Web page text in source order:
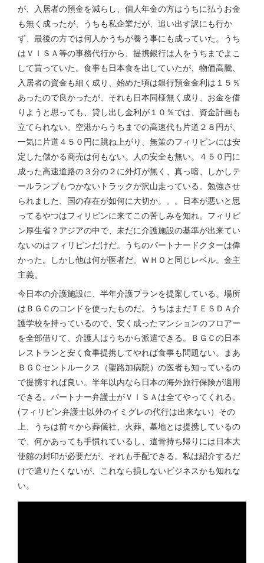
が、入居者の預金を減らし、個人年金の方はうちに払うお金
も無く成ったが、うちも私企業だが、追い出す訳にも行か
ず、最後の方では何人かうちが養う事にも成っていた。うち
はＶＩＳＡ等の事務代行から、提携銀行は人をうちまでよこ
して貰っていた。食事も日本食を出していたが、物価高騰、
入居者の資金も細く成り、始めた頃は銀行預金金利は１５％
あったので良かったが、それも日本同様無く成り、お金を借
りようと思っても、貸し出し金利が１０％では、資金計画も
立てられない。空港からうちまでの高速代も片道２８円が、
一気に片道４５０円に跳ね上がり、無策のフィリピンには安
定した儲かる商売は何もない。人の安全も無い。４５０円に
成った高速道路の３分の２に外灯が無く、真っ暗、しかしテ
ールランプもつかないトラックが沢山走っている。勉強させ
られました、国の存在が如何に大切か。。。日本が悪いと思
ってるやつはフィリピンに来てこの苦しみを知れ。フィリピ
ン厚生省？アジアの中で、未だに介護施設の基準が出来てい
ないのはフィリピンだけだ。うちのパートナードクターは偉
かった。しかし他は何が医者だ。ＷＨＯと同じレベル。金主
主義。
今日本の介護施設に、半年介護プランを提案している。場所
はＢＧＣのコンドを使ったものだ。うちはまだＴＥＳＤＡ介
護学校を持っているので、安く成ったマンションのフロアー
を全部借りて、介護人はうちから派遣できる。ＢＧＣの日本
レストランと安く食事提携してやれば食事も問題ない。まあ
ＢＧＣセントルークス（聖路加病院）の医者も知っているの
で提携すれば良い。半年以内なら日本の海外旅行保険が適用
できる。パートナー弁護士がＶＩＳＡは全てやってくれる。
(フィリピン弁護士以外のイミグレの代行は出来ない）その
上、うちは前々から葬儀社、火葬、墓地とは提携しているの
で、何かあっても手慣れているし、遺骨持ち帰りには日本大
使館の封印が必要だが、それも手配できる。私は紹介するだ
けで遣りたくないが、これなら損しないビジネスかも知れな
い。